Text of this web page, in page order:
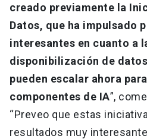
creado previamente la
Datos, que ha impulsado
interesantes en cuanto a
disponibilización de
pueden escalar ahora
componentes de IA”,
“Preveo que estas
resultados muy